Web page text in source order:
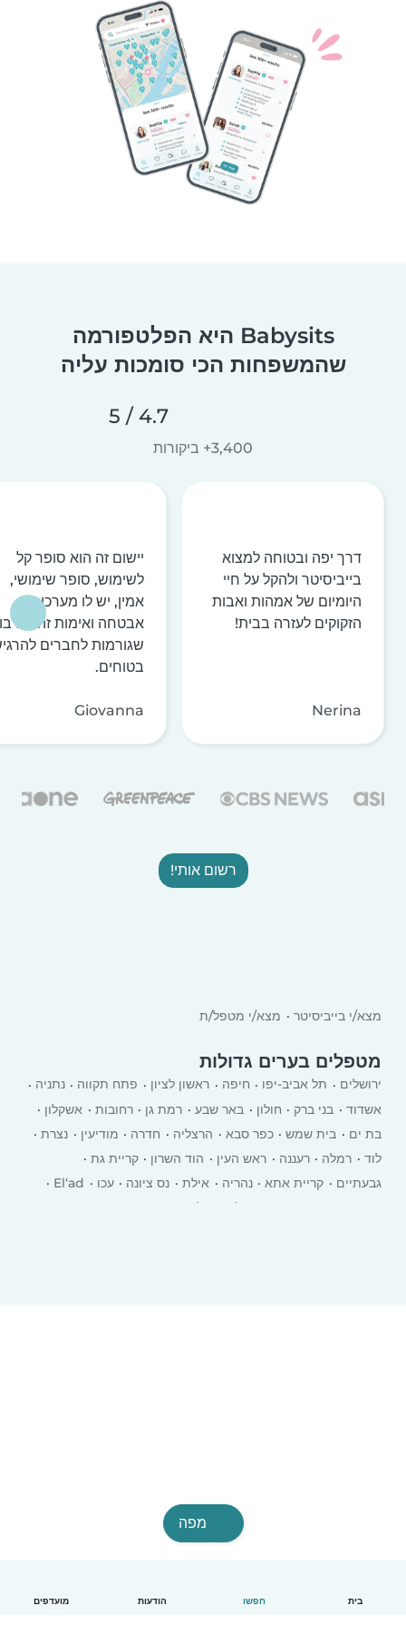
בית חפשו הודעות מועדפים
Babysits היא הפלטפורמה
שהמשפחות הכי סומכות עליה
4.7 / 5
3,400+ ביקורות
דרך יפה ובטוחה למצוא
בייביסיטר ולהקל על חיי
היומיום של אמהות ואבות
הזקוקים לעזרה בבית!
Nerina
יישום זה הוא סופר קל
לשימוש, סופר שימושי,
אמין, יש לו מערכות
אבטחה ואימות זהות
שגורמות לחברים
בטוחים.
Giovanna
רשום אותי!
מצא/י בייביסיטר מצא/י מטפל/ת
מטפלים בערים גדולות
ירושלים תל אביב-יפו חיפה ראשון לציון פתח תקווה
נתניה
אשדוד
בני ברק חולון באר שבע רמת גן רחובות
אשקלון
בת ים
בית שמש כפר סבא הרצליה חדרה מודיעין
נצרת
לוד
רמלה רעננה ראש העין הוד השרון
קריית גת
גבעתיים
קריית אתא ‏נהריה אילת נס ציונה עכו
El‘ad
כרמיאל עפולה
מפה